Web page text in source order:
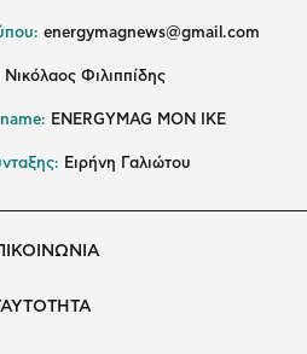
energymagnews@gmail.com
Νικόλαος Φιλιππίδης
ENERGYMAG ΜΟΝ ΙΚΕ
Ειρήνη Γαλιώτου